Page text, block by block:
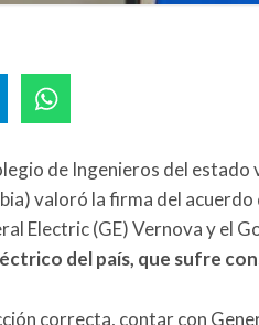
de Ingenieros del
valoró la firma del acuerdo
Electric (GE) Vernova y el
del país, que sufre
correcta, contar con